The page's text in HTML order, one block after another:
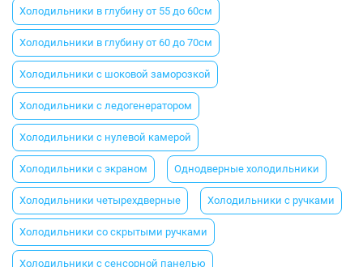
Холодильники в глубину от 55 до 60см
Холодильники в глубину от 60 до 70см
Холодильники с шоковой заморозкой
Холодильники с ледогенератором
Холодильники с нулевой камерой
Холодильники с экраном Однодверные холодильники
Холодильники четырехдверные Холодильники с ручками
Холодильники со скрытыми ручками
Холодильники с сенсорной панелью